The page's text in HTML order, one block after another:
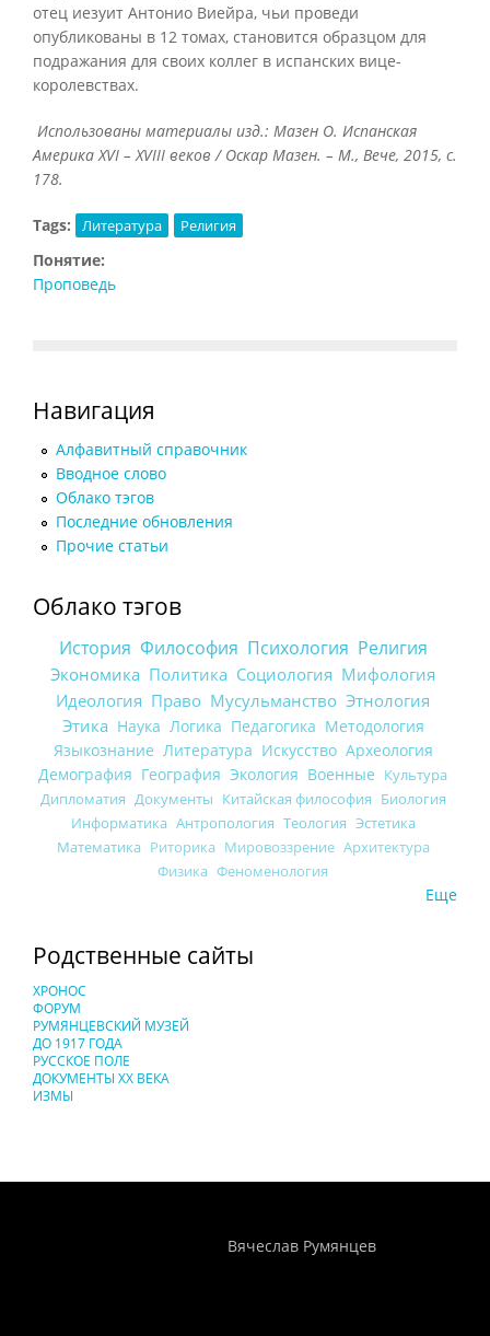
отец иезуит Антонио Виейра, чьи проведи
опубликованы в 12 томах, становится образцом для
подражания для своих коллег в испанских вице-
королевствах.
Использованы материалы изд.: Мазен О. Испанская
Америка XVI – XVIII веков / Оскар Мазен. – М., Вече, 2015, с.
178.
Tags: Литература Религия
Понятие:
Проповедь
Навигация
Алфавитный справочник
Вводное слово
Облако тэгов
Последние обновления
Прочие статьи
Облако тэгов
История Философия Психология Религия
Экономика Политика Социология Мифология
Идеология Право Мусульманство Этнология
Этика Наука Логика Педагогика Методология
Языкознание Литература Искусство Археология
Демография География Экология Военные Культура
Дипломатия Документы Китайская философия Биология
Информатика Антропология Теология Эстетика
Математика Риторика Мировоззрение Архитектура
Физика Феноменология
Еще
Родственные сайты
ХРОНОС
ФОРУМ
РУМЯНЦЕВСКИЙ МУЗЕЙ
ДО 1917 ГОДА
РУССКОЕ ПОЛЕ
ДОКУМЕНТЫ XX ВЕКА
ИЗМЫ
Вячеслав Румянцев